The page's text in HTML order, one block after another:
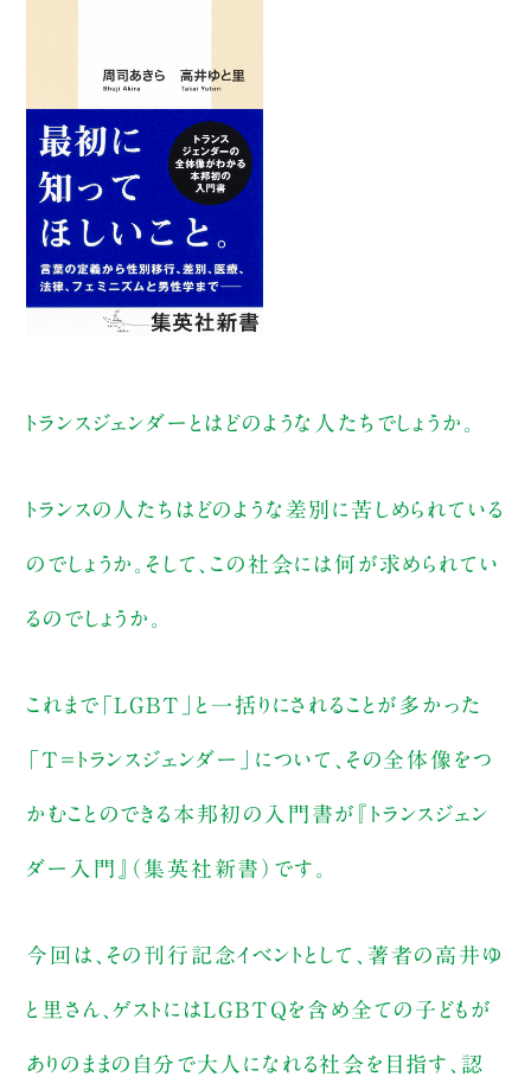
トランスジェンダーとはどのような人たちでしょうか。
トランスの人たちはどのような差別に苦しめられている
のでしょうか。そして、この社会には何が求められてい
るのでしょうか。
これまで「LGBT」と一括りにされることが多かった
「T＝トランスジェンダー」について、その全体像をつ
かむことのできる本邦初の入門書が『トランスジェン
ダー入門』（集英社新書）です。
今回は、その刊行記念イベントとして、著者の高井ゆ
と里さん、ゲストにはLGBTＱを含め全ての子どもが
ありのままの自分で大人になれる社会を目指す、認